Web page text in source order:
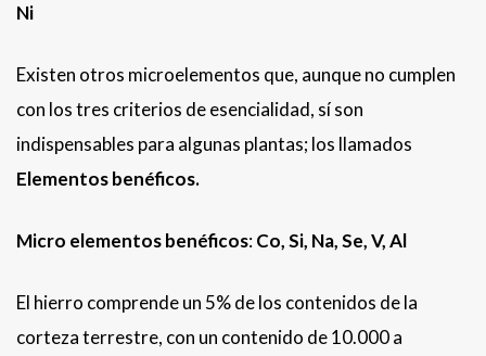
Ni
Existen otros microelementos que, aunque no cumplen
con los tres criterios de esencialidad, sí son
indispensables para algunas plantas; los llamados
Elementos benéficos.
Micro elementos benéficos:Co, Si, Na, Se, V, Al
El hierro comprende un 5% de los contenidos de la
corteza terrestre, con un contenido de 10.000 a